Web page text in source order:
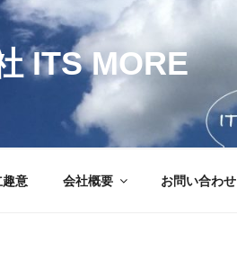
ITS MORE
意 会社概要 お問い合わせ